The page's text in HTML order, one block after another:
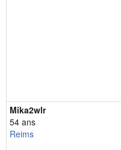
Mika2wlr
54 ans
Reims